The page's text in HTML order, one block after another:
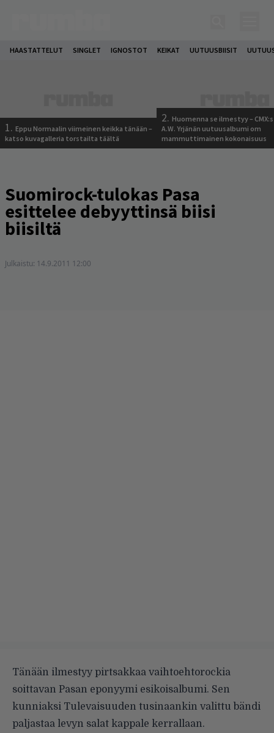
HAASTATTELUT SINGLET IGNOSTOT KEIKAT UUTUUSBIISIT
1. Eppu Normaalin viimeinen keikka tänään –
katso kuvagalleria torstailta täältä
2. Huomenna se ilmestyy –
A.W. Yrjänän uutuusalbumi om
mammuttimainen kokonaisuus
Suomirock-tulokas Pasa
esittelee debyyttinsä biisi
biisiltä
Julkaistu: 14.9.2011 12:00
Tänään ilmestyy pirtsakkaa vaihtoehtorockia
soittavan Pasan eponyymi esikoisalbumi. Sen
kunniaksi Tulevaisuuden tusinaankin valittu bändi
paljastaa levyn salat kappale kerrallaan.